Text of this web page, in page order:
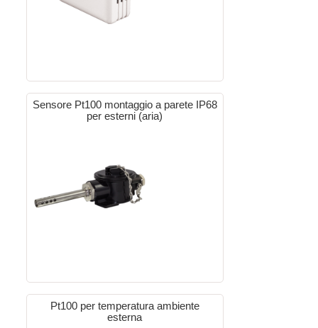
Sensore Pt100 montaggio a parete IP68
per esterni (aria)
Pt100 per temperatura ambiente
esterna